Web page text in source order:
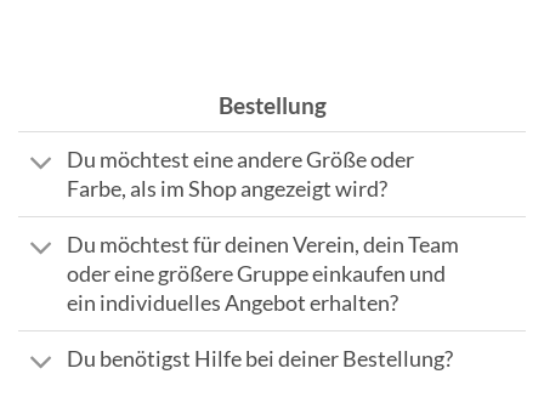
Bestellung
Du möchtest eine andere Größe oder
Farbe, als im Shop angezeigt wird?
Du möchtest für deinen Verein, dein Team
oder eine größere Gruppe einkaufen und
ein individuelles Angebot erhalten?
Du benötigst Hilfe bei deiner Bestellung?